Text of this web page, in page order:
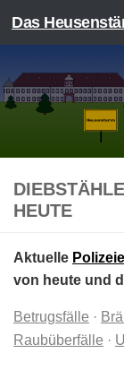
Zum Inhalt
Das
HEUTE
Aktuelle
von heute und
Betrugsfälle ·
Raubüberfälle ·